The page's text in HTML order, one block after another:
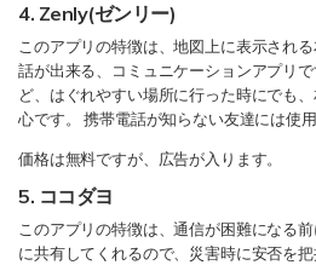
4. Zenly(ゼンリー)
このアプリの特徴は、地図上に表示され
話が出来る、コミュニケーションアプリ
ど、はぐれやすい場所に行った時にでも
心です。 携帯電話が知らない友達には使
価格は無料ですが、広告が入ります。
5. ココダヨ
このアプリの特徴は、通信が困難になる
に共有してくれるので、災害時に安否を